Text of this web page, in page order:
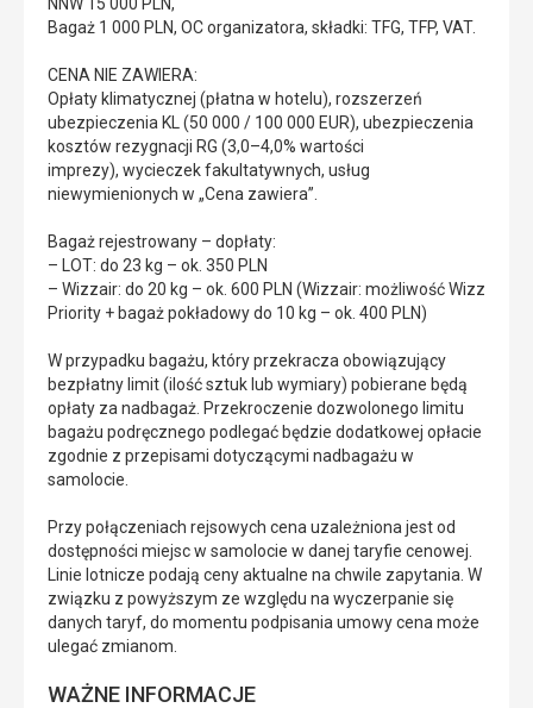
Bagaż 1 000 PLN, OC organizatora, składki: TFG, TFP, VAT.
CENA NIE ZAWIERA:
Opłaty klimatycznej (płatna w hotelu), rozszerzeń
ubezpieczenia KL (50 000 / 100 000 EUR), ubezpieczenia
kosztów rezygnacji RG (3,0–4,0% wartości
imprezy), wycieczek fakultatywnych, usług
niewymienionych w „Cena zawiera”.
Bagaż rejestrowany – dopłaty:
– LOT: do 23 kg – ok. 350 PLN
– Wizzair: do 20 kg – ok. 600 PLN (Wizzair: możliwość Wizz
Priority + bagaż pokładowy do 10 kg – ok. 400 PLN)
W przypadku bagażu, który przekracza obowiązujący
bezpłatny limit (ilość sztuk lub wymiary) pobierane będą
opłaty za nadbagaż. Przekroczenie dozwolonego limitu
bagażu podręcznego podlegać będzie dodatkowej opłacie
zgodnie z przepisami dotyczącymi nadbagażu w
samolocie.
Przy połączeniach rejsowych cena uzależniona jest od
dostępności miejsc w samolocie w danej taryfie cenowej.
Linie lotnicze podają ceny aktualne na chwile zapytania. W
związku z powyższym ze względu na wyczerpanie się
danych taryf, do momentu podpisania umowy cena może
ulegać zmianom.
WAŻNE INFORMACJE